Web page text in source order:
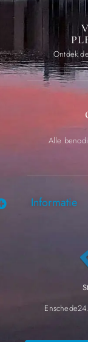
Ontdek
Alle
Informatie